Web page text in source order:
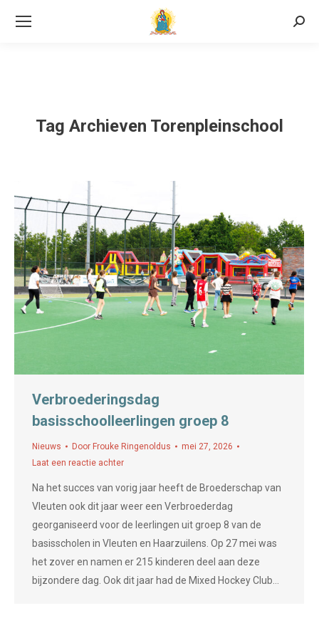
Tag Archieven Torenpleinschool
Verbroederingsdag
basisschoolleerlingen groep 8
Nieuws Door Frouke Ringenoldus
mei 27, 2026
Laat een reactie achter
Na het succes van vorig jaar heeft de Broederschap van
Vleuten ook dit jaar weer een Verbroederdag
georganiseerd voor de leerlingen uit groep 8 van de
basisscholen in Vleuten en Haarzuilens. Op 27 mei was
het zover en namen er 215 kinderen deel aan deze
bijzondere dag. Ook dit jaar had de Mixed Hockey Club…